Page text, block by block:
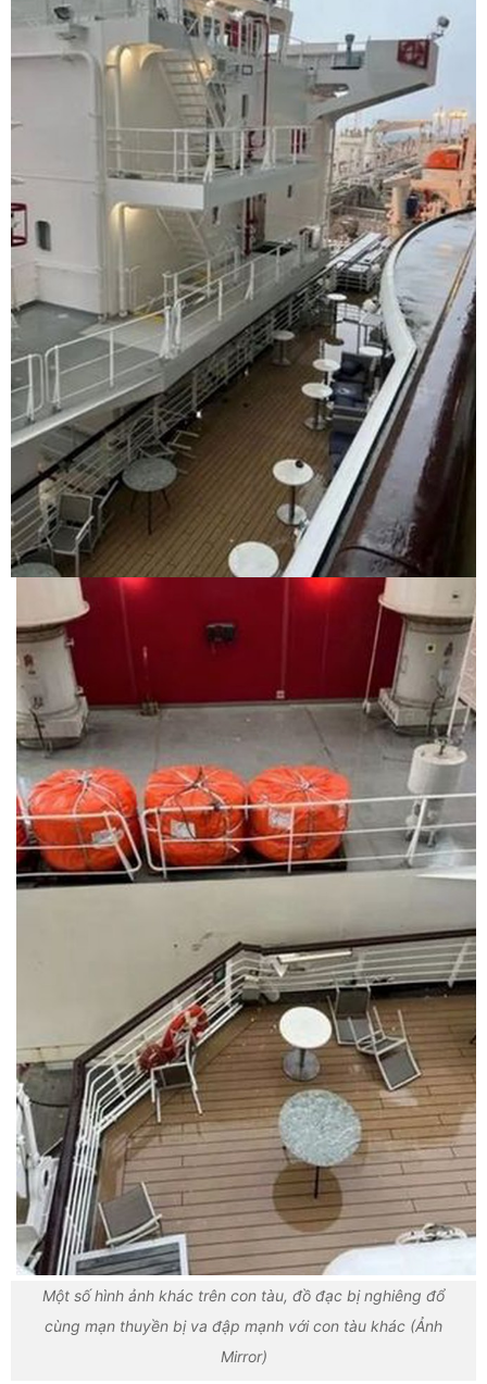
Một số hình ảnh khác trên con tàu, đồ đạc bị nghiêng đổ
cùng mạn thuyền bị va đập mạnh với con tàu khác (Ảnh
Mirror)